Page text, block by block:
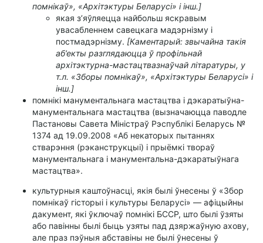
помнікаў», «Архітэктуры Беларусі» і інш.]
якая з’яўляецца найбольш яскравым
увасабленнем савецкага мадэрнізму і
постмадэрнізму. [Каментарый: звычайна такія
аб’екты разглядаюцца ў профільнай
архітэктурна-мастацтвазнаўчай літаратуры, у
т.л. «Зборы помнікаў», «Архітэктуры Беларусі» і
інш.]
помнікі манументальнага мастацтва і дэкаратыўна-
манументальнага мастацтва (вызначаюцца паводле
Пастановы Савета Міністраў Рэспублікі Беларусь №
1374 ад 19.09.2008 «Аб некаторых пытаннях
стварэння (рэканструкцыі) і прыёмкі твораў
манументальнага і манументальна-дэкаратыўнага
мастацтва».
культурныя каштоўнасці, якія былі ўнесены ў «Збор
помнікаў гісторыі і культуры Беларусі» — афіцыйны
дакумент, які ўключаў помнікі БССР, што былі ўзяты
або павінны былі быць узяты пад дзяржаўную ахову,
але праз пэўныя абставіны не былі ўнесены ў